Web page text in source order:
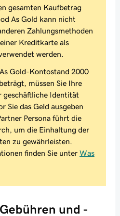
gesamten Kaufbetrag
As Gold kann nicht
Zahlungsmethoden
Kreditkarte als
werden.
Gold-Kontostand 2000
müssen Sie Ihre
geschäftliche Identität
Sie das Geld ausgeben
Persona führt die
um die Einhaltung der
zu gewährleisten.
finden Sie unter Was
und -